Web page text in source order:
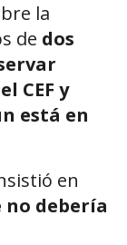
la
de dos
CEF y
está en
en
no debería